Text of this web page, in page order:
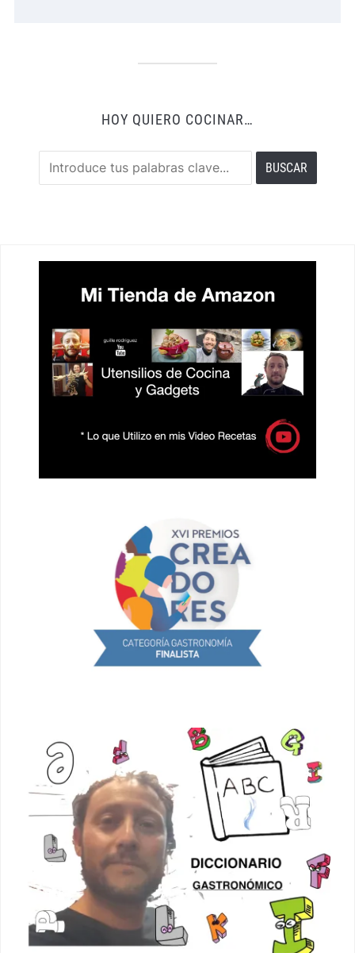
HOY QUIERO COCINAR…